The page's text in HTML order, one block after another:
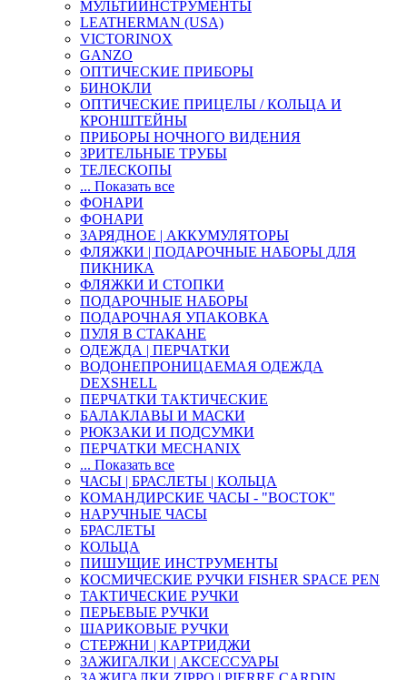
МУЛЬТИИНСТРУМЕНТЫ
LEATHERMAN (USA)
VICTORINOX
GANZO
ОПТИЧЕСКИЕ ПРИБОРЫ
БИНОКЛИ
ОПТИЧЕСКИЕ ПРИЦЕЛЫ / КОЛЬЦА И
КРОНШТЕЙНЫ
ПРИБОРЫ НОЧНОГО ВИДЕНИЯ
ЗРИТЕЛЬНЫЕ ТРУБЫ
ТЕЛЕСКОПЫ
... Показать все
ФОНАРИ
ФОНАРИ
ЗАРЯДНОЕ | АККУМУЛЯТОРЫ
ФЛЯЖКИ | ПОДАРОЧНЫЕ НАБОРЫ ДЛЯ
ПИКНИКА
ФЛЯЖКИ И СТОПКИ
ПОДАРОЧНЫЕ НАБОРЫ
ПОДАРОЧНАЯ УПАКОВКА
ПУЛЯ В СТАКАНЕ
ОДЕЖДА | ПЕРЧАТКИ
ВОДОНЕПРОНИЦАЕМАЯ ОДЕЖДА
DEXSHELL
ПЕРЧАТКИ ТАКТИЧЕСКИЕ
БАЛАКЛАВЫ И МАСКИ
РЮКЗАКИ И ПОДСУМКИ
ПЕРЧАТКИ MECHANIX
... Показать все
ЧАСЫ | БРАСЛЕТЫ | КОЛЬЦА
КОМАНДИРСКИЕ ЧАСЫ - "ВОСТОК"
НАРУЧНЫЕ ЧАСЫ
БРАСЛЕТЫ
КОЛЬЦА
ПИШУЩИЕ ИНСТРУМЕНТЫ
КОСМИЧЕСКИЕ РУЧКИ FISHER SPACE PEN
ТАКТИЧЕСКИЕ РУЧКИ
ПЕРЬЕВЫЕ РУЧКИ
ШАРИКОВЫЕ РУЧКИ
СТЕРЖНИ | КАРТРИДЖИ
ЗАЖИГАЛКИ | АКСЕССУАРЫ